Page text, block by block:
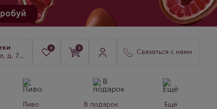
к. 3
0 0
Связаться с нами
Пиво В подарок Ещё